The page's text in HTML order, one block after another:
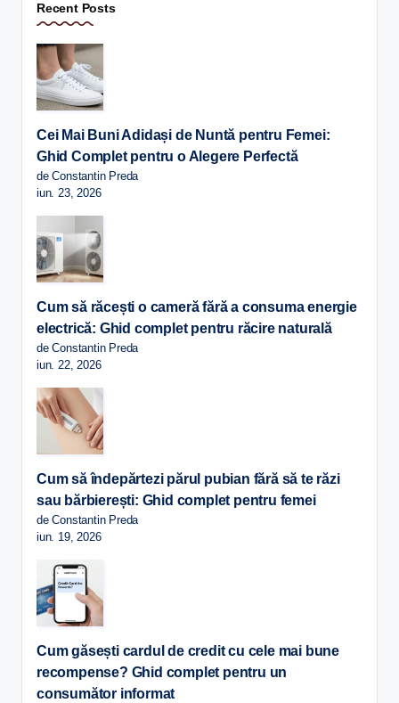
Recent Posts
Cei Mai Buni Adidași de Nuntă pentru Femei:
Ghid Complet pentru o Alegere Perfectă
de Constantin Preda
iun. 23, 2026
Cum să răcești o cameră fără a consuma energie
electrică: Ghid complet pentru răcire naturală
de Constantin Preda
iun. 22, 2026
Cum să îndepărtezi părul pubian fără să te răzi
sau bărbierești: Ghid complet pentru femei
de Constantin Preda
iun. 19, 2026
Cum găsești cardul de credit cu cele mai bune
recompense? Ghid complet pentru un
consumător informat